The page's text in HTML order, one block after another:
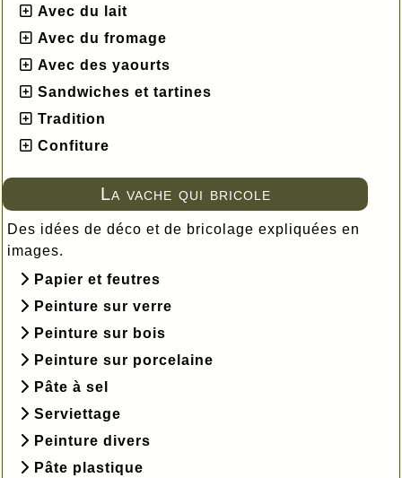
Avec du lait
Avec du fromage
Avec des yaourts
Sandwiches et tartines
Tradition
Confiture
La vache qui bricole
Des idées de déco et de bricolage expliquées en
images.
Papier et feutres
Peinture sur verre
Peinture sur bois
Peinture sur porcelaine
Pâte à sel
Serviettage
Peinture divers
Pâte plastique